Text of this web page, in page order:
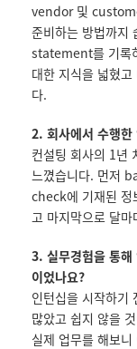
vendor 및
준비하는 방법까지
statement를 기록
대한 지식을 넓혔
다.
2. 회사에서 수행한
컨설팅 회사의 1년
느꼈습니다. 먼저
check에 기재된 정
고 마지막으로 달
3. 실무경험을 통해
이었나요?
인턴십을 시작하기
많았고 쉽지 않을
실제 업무를 해보